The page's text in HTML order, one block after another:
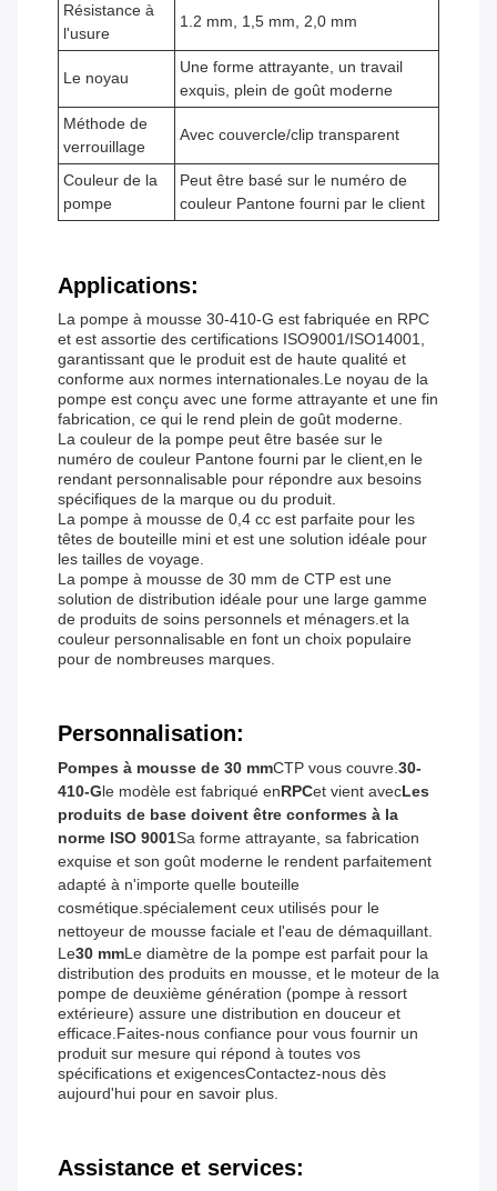
Résistance à
l'usure
1.2 mm, 1,5 mm, 2,0 mm
Le noyau
Une forme attrayante, un travail
exquis, plein de goût moderne
Méthode de
verrouillage
Avec couvercle/clip transparent
Couleur de la
pompe
Peut être basé sur le numéro de
couleur Pantone fourni par le client
Applications:
La pompe à mousse 30-410-G est fabriquée en RPC
et est assortie des certifications ISO9001/ISO14001,
garantissant que le produit est de haute qualité et
conforme aux normes internationales.Le noyau de la
pompe est conçu avec une forme attrayante et une fin
fabrication, ce qui le rend plein de goût moderne.
La couleur de la pompe peut être basée sur le
numéro de couleur Pantone fourni par le client,en le
rendant personnalisable pour répondre aux besoins
spécifiques de la marque ou du produit.
La pompe à mousse de 0,4 cc est parfaite pour les
têtes de bouteille mini et est une solution idéale pour
les tailles de voyage.
La pompe à mousse de 30 mm de CTP est une
solution de distribution idéale pour une large gamme
de produits de soins personnels et ménagers.et la
couleur personnalisable en font un choix populaire
pour de nombreuses marques.
Personnalisation:
Pompes à mousse de 30 mmCTP vous couvre.30-
410-Gle modèle est fabriqué enRPCet vient avecLes
produits de base doivent être conformes à la
norme ISO 9001Sa forme attrayante, sa fabrication
exquise et son goût moderne le rendent parfaitement
adapté à n'importe quelle bouteille
cosmétique.spécialement ceux utilisés pour le
nettoyeur de mousse faciale et l'eau de démaquillant.
Le30 mmLe diamètre de la pompe est parfait pour la
distribution des produits en mousse, et le moteur de la
pompe de deuxième génération (pompe à ressort
extérieure) assure une distribution en douceur et
efficace.Faites-nous confiance pour vous fournir un
produit sur mesure qui répond à toutes vos
spécifications et exigencesContactez-nous dès
aujourd'hui pour en savoir plus.
Assistance et services: